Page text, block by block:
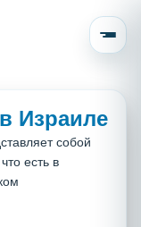
Израиле
собой
есть в